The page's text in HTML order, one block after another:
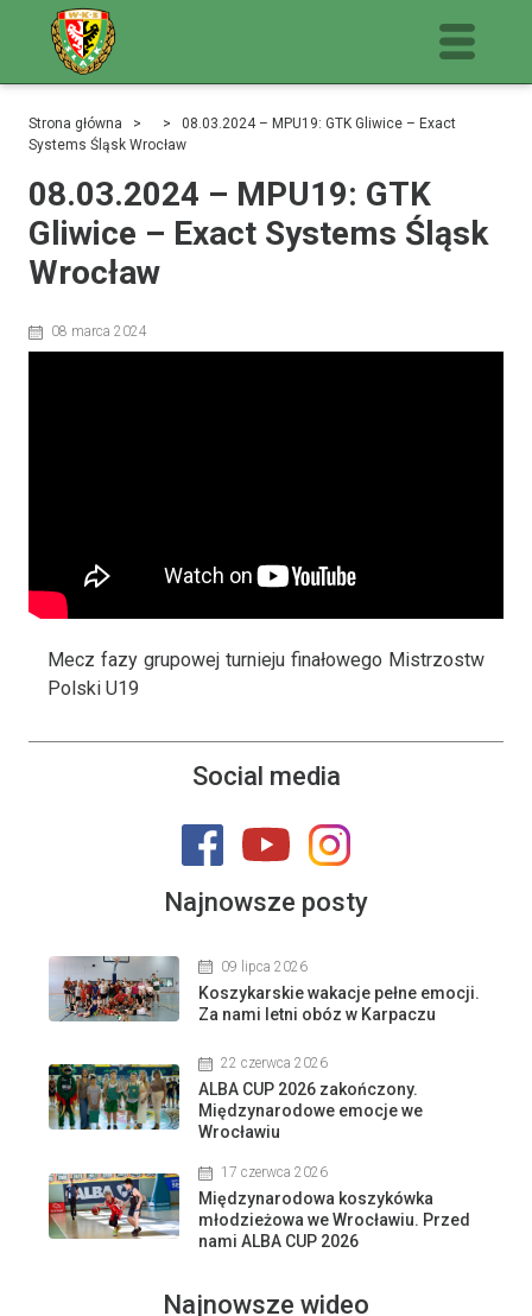
Strona główna > > 08.03.2024 – MPU19: GTK Gliwice – Exact
Systems Śląsk Wrocław
08.03.2024 – MPU19: GTK
Gliwice – Exact Systems Śląsk
Wrocław
08 marca 2024
Mecz fazy grupowej turnieju finałowego Mistrzostw
Polski U19
Social media
Najnowsze posty
09 lipca 2026
Koszykarskie wakacje pełne emocji.
Za nami letni obóz w Karpaczu
22 czerwca 2026
ALBA CUP 2026 zakończony.
Międzynarodowe emocje we
Wrocławiu
17 czerwca 2026
Międzynarodowa koszykówka
młodzieżowa we Wrocławiu. Przed
nami ALBA CUP 2026
Najnowsze wideo